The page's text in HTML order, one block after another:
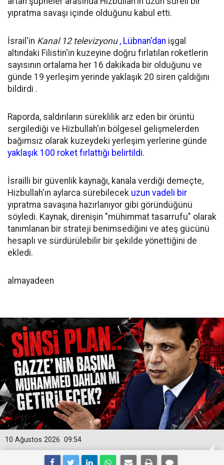
yıpratma savaşı içinde olduğunu kabul etti.
İsrail'in Kanal 12 televizyonu , Lübnan'dan işgal
altındaki Filistin'in kuzeyine doğru fırlatılan roketlerin
sayısının ortalama her 16 dakikada bir olduğunu ve
günde 19 yerleşim yerinde yaklaşık 20 siren çaldığını
bildirdi .
Raporda, saldırıların süreklilik arz eden bir örüntü
sergilediği ve Hizbullah'ın bölgesel gelişmelerden
bağımsız olarak kuzeydeki yerleşim yerlerine günde
yaklaşık 100 roket fırlattığı belirtildi.
İsrailli bir güvenlik kaynağı, kanala verdiği demeçte,
Hizbullah'ın aylarca sürebilecek uzun vadeli bir
yıpratma savaşına hazırlanıyor gibi göründüğünü
söyledi. Kaynak, direnişin "mühimmat tasarrufu" olarak
tanımlanan bir strateji benimsediğini ve ateş gücünü
hesaplı ve sürdürülebilir bir şekilde yönettiğini de
ekledi.
almayadeen
09:54
10 Ağustos 2026